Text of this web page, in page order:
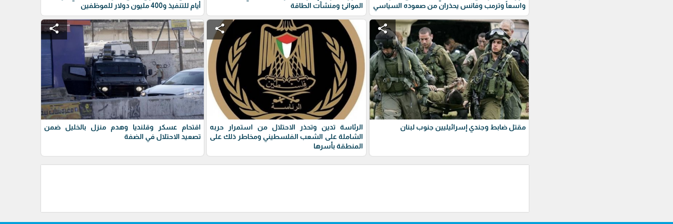
واسعاً وترمب وفانس يحذران من صعوده السياسي
الموانئ ومنشآت الطاقة
أيام للتنفيذ و400 مليون دولار للموظفين
share
مقتل ضابط وجندي إسرائيليين جنوب لبنان
share
الرئاسة تدين وتحذر الاحتلال من استمرار حربه
الشاملة على الشعب الفلسطيني ومخاطر ذلك على
المنطقة بأسرها
share
اقتحام عسكر وقلنديا وهدم منزل بالخليل ضمن
تصعيد الاحتلال في الضفة